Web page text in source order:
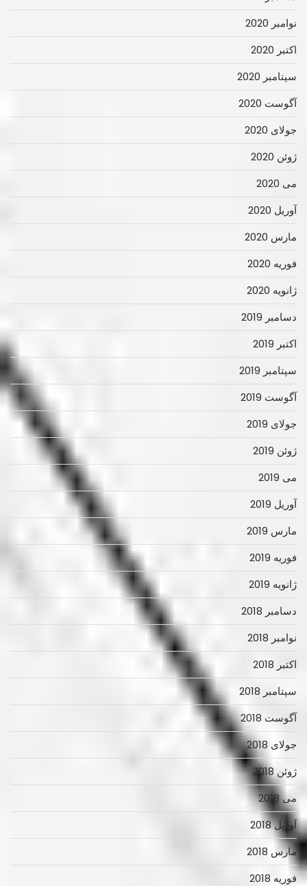
نوامبر 2020
اکتبر 2020
سپتامبر 2020
آگوست 2020
جولای 2020
ژوئن 2020
می 2020
آوریل 2020
مارس 2020
فوریه 2020
ژانویه 2020
دسامبر 2019
اکتبر 2019
سپتامبر 2019
آگوست 2019
جولای 2019
ژوئن 2019
می 2019
آوریل 2019
مارس 2019
فوریه 2019
ژانویه 2019
دسامبر 2018
نوامبر 2018
اکتبر 2018
سپتامبر 2018
آگوست 2018
جولای 2018
ژوئن 2018
می 2018
آوریل 2018
مارس 2018
فوریه 2018